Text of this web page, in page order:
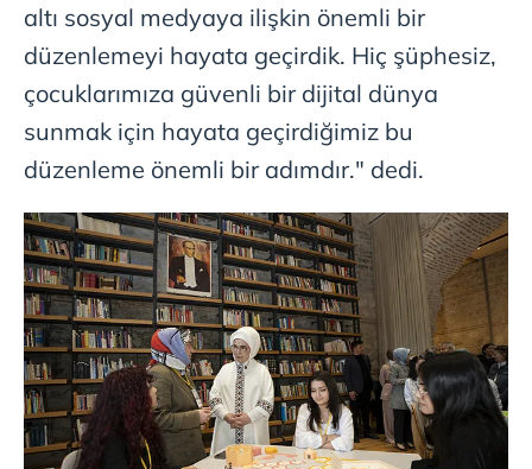
altı sosyal medyaya ilişkin önemli bir
düzenlemeyi hayata geçirdik. Hiç şüphesiz,
çocuklarımıza güvenli bir dijital dünya
sunmak için hayata geçirdiğimiz bu
düzenleme önemli bir adımdır." dedi.